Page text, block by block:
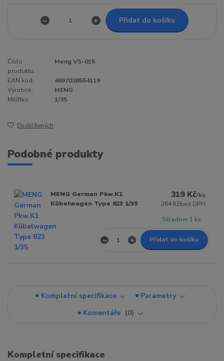
Přidat do košíku
Číslo
produktu:
Meng VS-015
EAN kód:
4897038554119
Výrobce:
MENG
Měřítko:
1/35
Do oblíbených
Podobné produkty
MENG German Pkw.K1
Kübelwagen Type 823 1/35
319 Kč/ks
264 Kčbez DPH
Skladem 1 ks
Přidat do košíku
Kompletní specifikace
Parametry
Komentáře
0
Kompletní specifikace